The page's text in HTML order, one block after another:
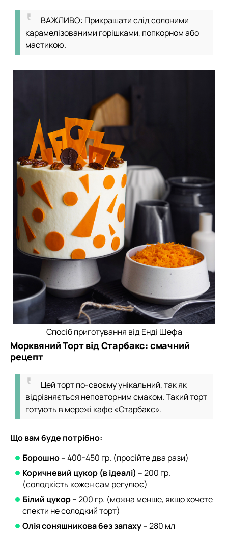
ВАЖЛИВО: Прикрашати слід солоними
карамелізованими горішками, попкорном або
мастикою.
Спосіб приготування від Енді Шефа
Морквяний Торт від Старбакс: смачний
рецепт
Цей торт по-своєму унікальний, так як
відрізняється неповторним смаком. Такий торт
готують в мережі кафе «Старбакс».
Що вам буде потрібно:
Борошно –400-450 гр. (просійте два рази)
Коричневий цукор (в ідеалі) –200 гр.
(солодкість кожен сам регулює)
Білий цукор –200 гр. (можна менше, якщо хочете
спекти не солодкий торт)
Олія соняшникова без запаху –280 мл